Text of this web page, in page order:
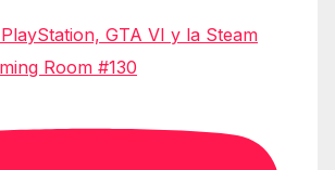
GTA VI y la Steam
Room #130